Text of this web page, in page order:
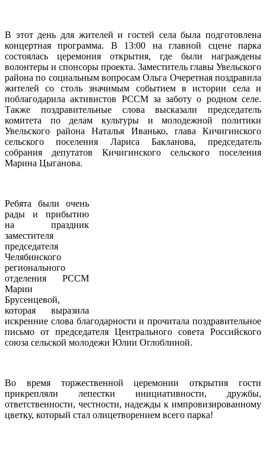
В этот день для жителей и гостей села была подготовлена
концертная программа. В 13:00 на главной сцене парка
состоялась церемония открытия, где были награждены
волонтеры и спонсоры проекта. Заместитель главы Увельского
района по социальным вопросам Ольга Очеретная поздравила
жителей со столь значимым событием в истории села и
поблагодарила активистов РССМ за заботу о родном селе.
Также поздравительные слова высказали председатель
комитета по делам культуры и молодежной политики
Увельского района Наталья Иванько, глава Кичигинского
сельского поселения Лариса Бакланова, председатель
собрания депутатов Кичигинского сельского поселения
Марина Цыганова.
Ребята были очень
рады и прибытию
на праздник
заместителя
председателя
Челябинского
регионального
отделения РССМ
Марии
Брусенцевой,
которая выразила
искренние слова благодарности и прочитала поздравительное
письмо от председателя Центрального совета Российского
союза сельской молодежи Юлии Оглоблиной.
Во время торжественной церемонии открытия гости
прикрепляли лепестки инициативности, дружбы,
ответственности, честности, надежды к импровизированному
цветку, который стал олицетворением всего парка!